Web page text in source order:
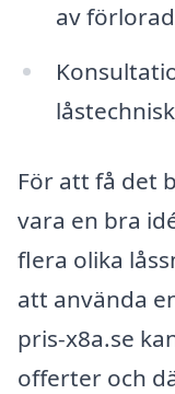
av
För att få det
vara en bra
flera olika
att använda
pris-x8a.se
offerter och